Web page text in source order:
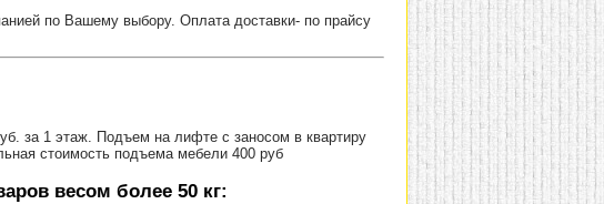
по Вашему выбору. Оплата доставки- по прайсу
за 1 этаж. Подъем на лифте с заносом в квартиру
стоимость подъема мебели 400 руб
весом более 50 кг: